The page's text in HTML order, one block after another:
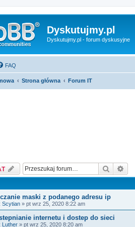
Dyskutujmy.pl
Dyskutujmy.pl - forum dyskusyjne
FAQ
Strona główna Forum IT
Szukaj
maski z podanego adresu ip
Scytian » pt wrz 25, 2020 8:22 am
internetu i dostep do sieci
Luther » pt wrz 25, 2020 8:20 am